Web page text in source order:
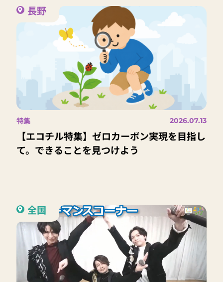
長野
特集 2026.07.13
【エコチル特集】ゼロカーボン実現を目指し
て。できることを見つけよう
全国